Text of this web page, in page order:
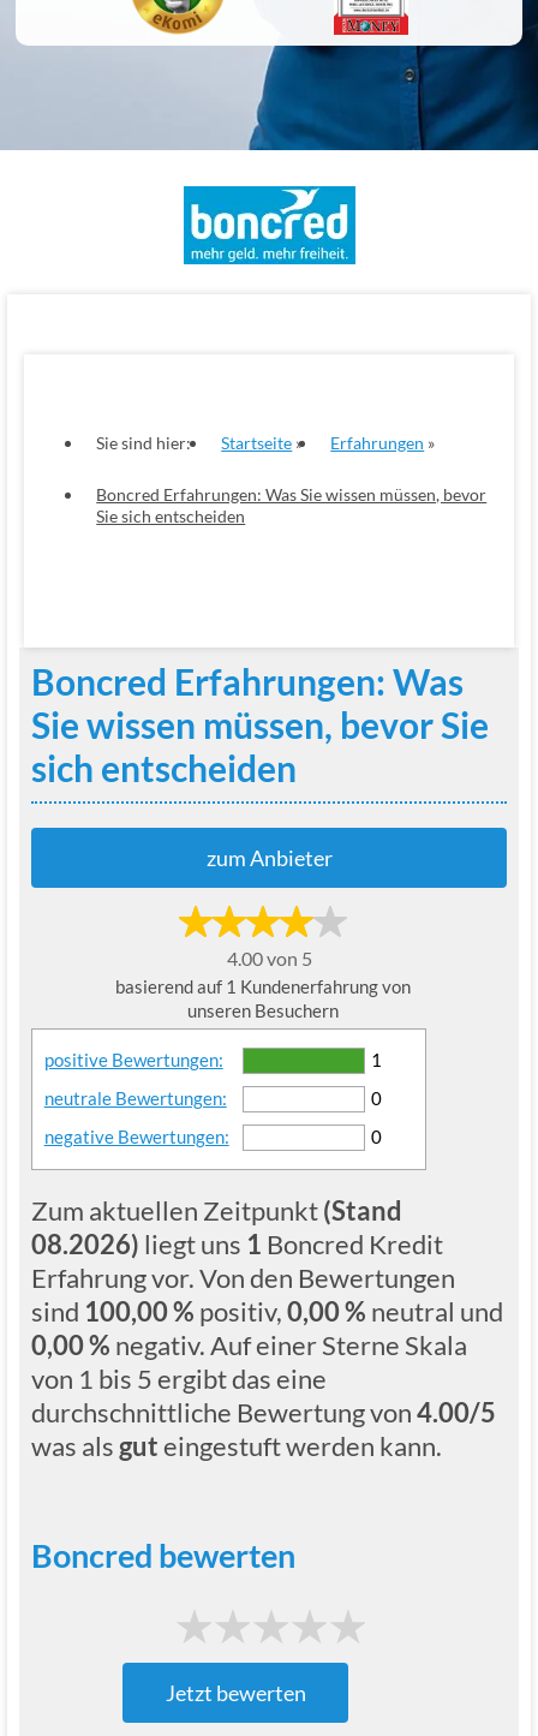
Sie sind hier: Startseite Erfahrungen
Boncred Erfahrungen: Was Sie wissen müssen, bevor
Sie sich entscheiden
Boncred Erfahrungen: Was
Sie wissen müssen, bevor Sie
sich entscheiden
zum Anbieter
4.00 von 5
basierend auf 1 Kundenerfahrung von
unseren Besuchern
positive Bewertungen:
1
neutrale Bewertungen:
0
negative Bewertungen:
0
Zum aktuellen Zeitpunkt(Stand
08.2026) liegt uns 1 Boncred Kredit
Erfahrung vor. Von den Bewertungen
sind 100,00 % positiv,0,00 % neutral und
0,00 % negativ. Auf einer Sterne Skala
von 1 bis 5 ergibt das eine
durchschnittliche Bewertung von4.00/5
was als guteingestuft werden kann.
Boncred bewerten
4
3
2
1
Jetzt bewerten